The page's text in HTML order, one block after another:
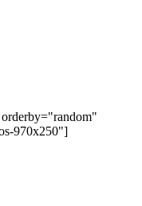
970x250"]